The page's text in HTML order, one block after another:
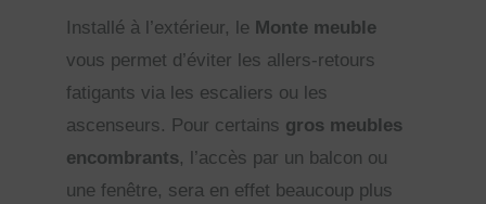
Installé à l’extérieur, le Monte meuble
vous permet d’éviter les allers-retours
fatigants via les escaliers ou les
ascenseurs. Pour certains gros meubles
encombrants, l’accès par un balcon ou
une fenêtre, sera en effet beaucoup plus